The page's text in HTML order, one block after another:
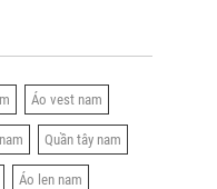
Áo vest nam
Quần tây nam
Áo len nam